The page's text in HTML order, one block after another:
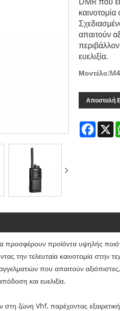
απαιτούν
ευελιξία.
Μοντέλο:M4
Αποστολή
X
προϊόντα υψηλής
την τελευταία καινοτομία στην
που απαιτούν
και ευελιξία.
ζώνη Vhf, παρέχοντας